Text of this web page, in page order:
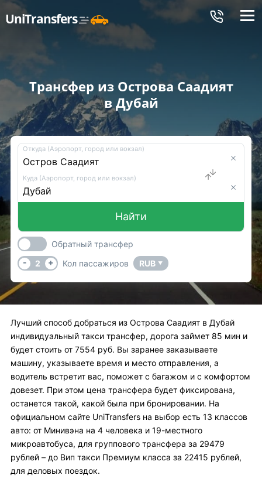
UniTransfers Меню
Трансфер из Острова Саадият
в Дубай
Откуда (Аэропорт, город или вокзал)
Куда (Аэропорт, город или вокзал)
Найти
Обратный трансфер
-
2 + Кол пассажиров RUB ▼
Лучший способ добраться из Острова Саадият в Дубай
индивидуальный такси трансфер, дорога займет 85 мин и
будет стоить от 7554 руб. Вы заранее заказываете
машину, указываете время и место отправления, а
водитель встретит вас, поможет с багажом и с комфортом
довезет. При этом цена трансфера будет фиксирована,
останется такой, какой была при бронировании. На
официальном сайте UniTransfers на выбор есть 13 классов
авто: от Минивэна на 4 человека и 19-местного
микроавтобуса, для группового трансфера за 29479
рублей – до Вип такси Премиум класса за 22415 рублей,
для деловых поездок.